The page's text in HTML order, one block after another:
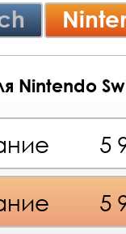
Nintendo
5
5